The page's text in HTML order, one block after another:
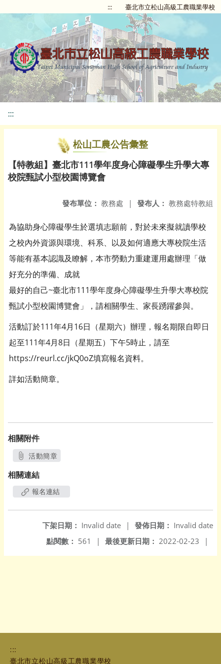
::: 臺北市立松山高級工農職業學校
:::
松山工農公告彙整
【特教組】臺北市111學年度身心障礙學生升學大專
校院甄試小型校園博覽會
發布人： 教務處特教組
發布單位： 教務處 |
為協助身心障礙學生於選填志願前，對於未來擬就讀學校
之校內外資源與環境、科系、以及如何適應大專校院生活
等能有基本認識及瞭解，本市勞動力重建運用處辦理「做
好充分的準備、成就
最好的自己~臺北市111學年度身心障礙學生升學大專校院
甄試小型校園博覽會」，請相關學生、家長踴躍參與。
活動訂於111年4月16日（星期六）辦理，報名期限自即日
起至111年4月8日（星期五）下午5時止，請至
https://reurl.cc/jkQ0oZ填寫報名資料。
詳如活動簡章。
相關附件
活動簡章
相關連結
報名連結
發佈日期： Invalid date
下架日期： Invalid date
|
最後更新日期： 2022-02-23 |
點閱數： 561 |
:::
臺北市立松山高級工農職業學校